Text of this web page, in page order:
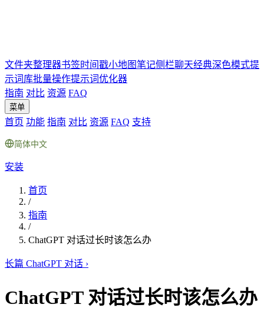
文件夹整理器书签时间戳小地图笔记侧栏聊天经典深色模式提
示词库批量操作提示词优化器
指南 对比 资源 FAQ
菜单
首页 功能 指南 对比 资源 FAQ 支持
简体中文
安装
首页
/
指南
/
ChatGPT 对话过长时该怎么办
长篇 ChatGPT 对话 ›
ChatGPT 对话过长时该怎么办